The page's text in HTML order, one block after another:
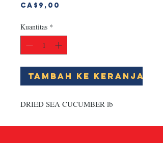
CA$9,00
Kuantitas *
Tambah ke Keranjang
DRIED SEA CUCUMBER lb